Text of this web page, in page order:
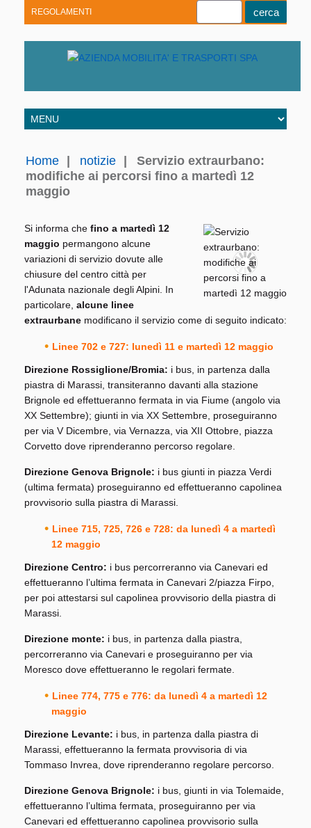
REGOLAMENTI
Home notizie
Servizio extraurbano:
modifiche ai percorsi fino a martedì 12
maggio
Si informa che fino a martedì 12
maggio permangono alcune
variazioni di servizio dovute alle
chiusure del centro città per
l'Adunata nazionale degli Alpini. In
particolare, alcune linee
extraurbane modificano il servizio come di seguito indicato:
Linee 702 e 727: lunedì 11 e martedì 12 maggio
Direzione Rossiglione/Bromia: i bus, in partenza dalla
piastra di Marassi, transiteranno davanti alla stazione
Brignole ed effettueranno fermata in via Fiume (angolo via
XX Settembre); giunti in via XX Settembre, proseguiranno
per via V Dicembre, via Vernazza, via XII Ottobre, piazza
Corvetto dove riprenderanno percorso regolare.
Direzione Genova Brignole: i bus giunti in piazza Verdi
(ultima fermata) proseguiranno ed effettueranno capolinea
provvisorio sulla piastra di Marassi.
Linee 715, 725, 726 e 728: da lunedì 4 a martedì
12 maggio
Direzione Centro: i bus percorreranno via Canevari ed
effettueranno l’ultima fermata in Canevari 2/piazza Firpo,
per poi attestarsi sul capolinea provvisorio della piastra di
Marassi.
Direzione monte: i bus, in partenza dalla piastra,
percorreranno via Canevari e proseguiranno per via
Moresco dove effettueranno le regolari fermate.
Linee 774, 775 e 776: da lunedì 4 a martedì 12
maggio
Direzione Levante: i bus, in partenza dalla piastra di
Marassi, effettueranno la fermata provvisoria di via
Tommaso Invrea, dove riprenderanno regolare percorso.
Direzione Genova Brignole: i bus, giunti in via Tolemaide,
effettueranno l’ultima fermata, proseguiranno per via
Canevari ed effettueranno capolinea provvisorio sulla